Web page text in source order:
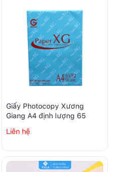
Giấy Photocopy Xương
Giang A4 định lượng 65
Liên hệ